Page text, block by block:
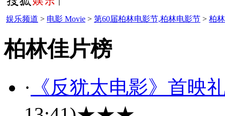
娱乐频道 > 电影 Movie > 第60届柏林电影节,柏林电影节 > 柏
柏林佳片榜
· 《反犹太电影》首映